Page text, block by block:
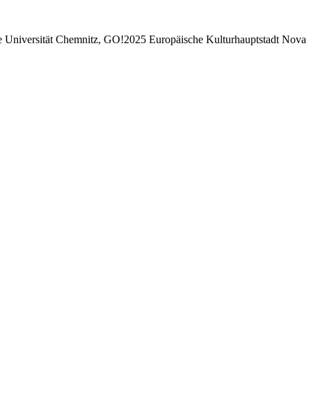
Chemnitz, GO!2025 Europäische Kulturhauptstadt Nova